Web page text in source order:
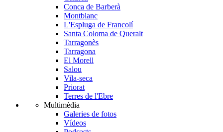
Conca de Barberà
Montblanc
L'Espluga de Francolí
Santa Coloma de Queralt
Tarragonès
Tarragona
El Morell
Salou
Vila-seca
Priorat
Terres de l'Ebre
Multimèdia
Galeries de fotos
Vídeos